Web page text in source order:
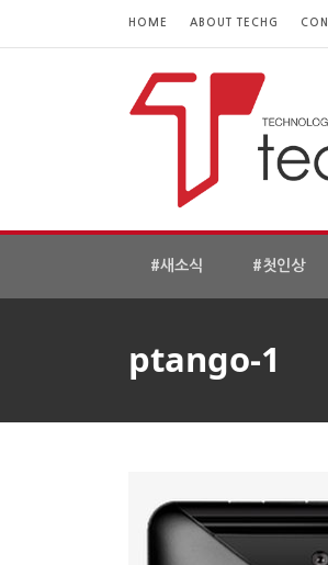
HOME ABOUT TECHG
#새소식 #첫인상
ptango-1